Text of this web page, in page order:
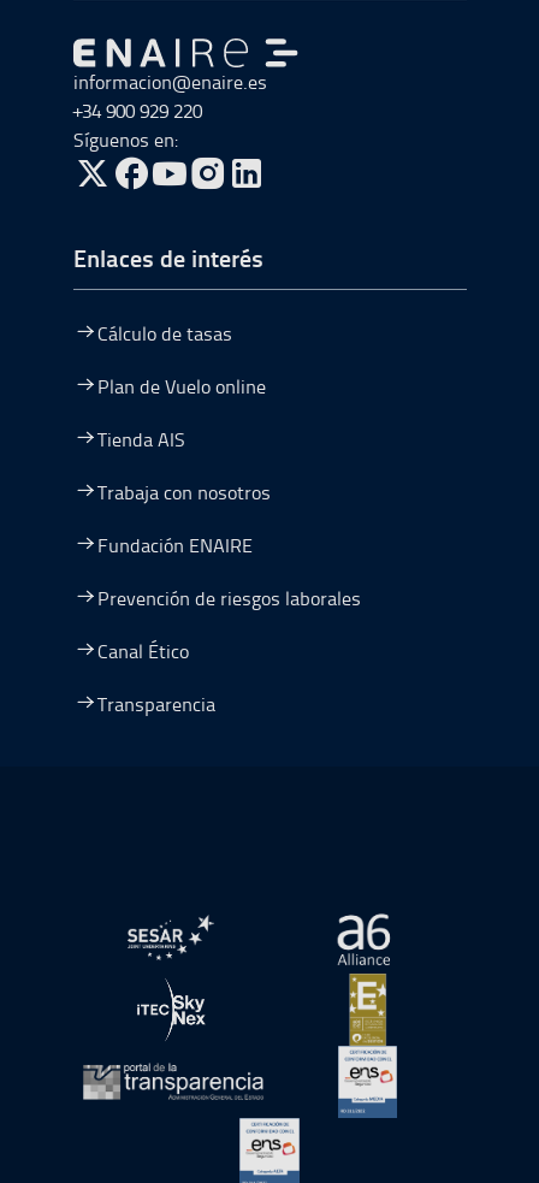
Ir a Ir al inicio
informacion@enaire.es
+34 900 929 220
Síguenos en:
ir a Twitter, abre en una nueva ventana
ir a Facebook, abre en una nueva ventana
ir a Youtube, abre en una nueva ventana
ir a Instagram, abre en una nueva
Enlaces de interés
Cálculo de tasas
Plan de Vuelo online
Tienda AIS
Trabaja con nosotros
Fundación ENAIRE
Prevención de riesgos laborales
Canal Ético
Transparencia
abre en ventana nueva abre en ventana
abre en ventana nueva abre en ventana
abre en ventana nueva